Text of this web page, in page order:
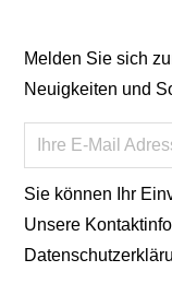
Melden Sie sich
Neuigkeiten und
Sie können Ihr
Unsere